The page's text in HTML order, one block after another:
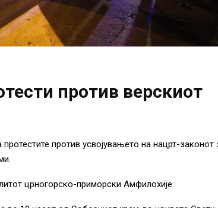
против верскиот
против усвојувањето на нацрт-законот
црногорско-приморски Амфилохије.